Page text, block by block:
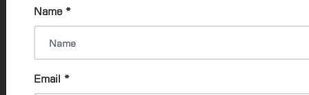
Name *
Email *